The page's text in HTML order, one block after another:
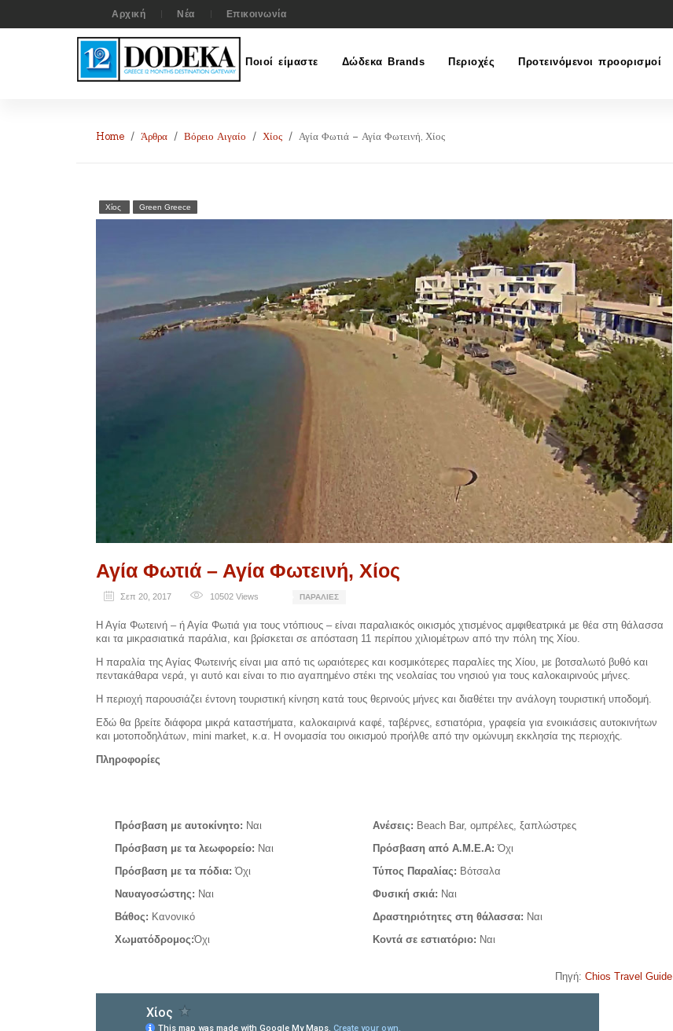
Αρχική Νέα Επικοινωνία
Ποιοί είμαστε Δώδεκα Brands Περιοχές Προτεινόμενοι προορισμοί
Home Άρθρα Βόρειο Αιγαίο Χίος Αγία Φωτιά – Αγία Φωτεινή, Χίος
Χίος Green Greece
Αγία Φωτιά – Αγία Φωτεινή, Χίος
Σεπ 20, 2017 10502 Views ΠΑΡΑΛΊΕΣ
Η Αγία Φωτεινή – ή Αγία Φωτιά για τους ντόπιους – είναι παραλιακός οικισμός χτισμένος αμφιθεατρικά με θέα στη θάλασσα
και τα μικρασιατικά παράλια, και βρίσκεται σε απόσταση 11 περίπου χιλιομέτρων από την πόλη της Χίου.
Η παραλία της Αγίας Φωτεινής είναι μια από τις ωραιότερες και κοσμικότερες παραλίες της Χίου, με βοτσαλωτό βυθό και
πεντακάθαρα νερά, γι αυτό και είναι το πιο αγαπημένο στέκι της νεολαίας του νησιού για τους καλοκαιρινούς μήνες.
Η περιοχή παρουσιάζει έντονη τουριστική κίνηση κατά τους θερινούς μήνες και διαθέτει την ανάλογη τουριστική υποδομή.
Εδώ θα βρείτε διάφορα μικρά καταστήματα, καλοκαιρινά καφέ, ταβέρνες, εστιατόρια, γραφεία για ενοικιάσεις αυτοκινήτων
και μοτοποδηλάτων, mini market, κ.α. Η ονομασία του οικισμού προήλθε από την ομώνυμη εκκλησία της περιοχής.
Πληροφορίες
Πρόσβαση με αυτοκίνητο: Ναι Ανέσεις: Beach Bar, ομπρέλες, ξαπλώστρες
Πρόσβαση με τα λεωφορείο: Ναι Πρόσβαση από Α.Μ.Ε.Α:Όχι
Πρόσβαση με τα πόδια:Όχι Τύπος Παραλίας: Βότσαλα
Ναυαγοσώστης: Ναι Φυσική σκιά: Ναι
Βάθος: Κανονικό Δραστηριότητες στη θάλασσα: Ναι
Χωματόδρομος:Όχι Κοντά σε εστιατόριο: Nαι
Πηγή:Chios Travel Guide